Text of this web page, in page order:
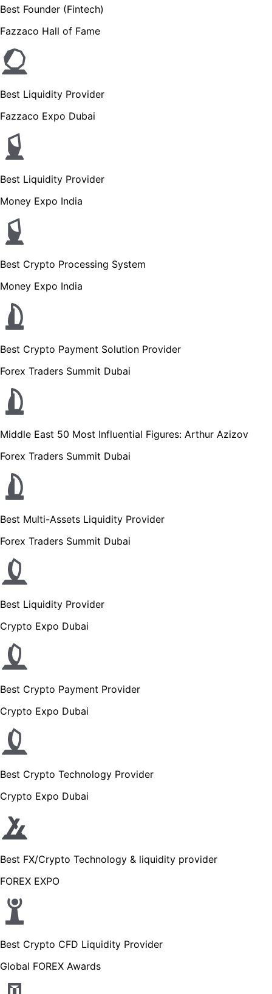
Best Founder (Fintech)
Fazzaco Hall of Fame
Best Liquidity Provider
Fazzaco Expo Dubai
Best Liquidity Provider
Money Expo India
Best Crypto Processing System
Money Expo India
Best Crypto Payment Solution Provider
Forex Traders Summit Dubai
Middle East 50 Most Influential Figures: Arthur Azizov
Forex Traders Summit Dubai
Best Multi-Assets Liquidity Provider
Forex Traders Summit Dubai
Best Liquidity Provider
Crypto Expo Dubai
Best Crypto Payment Provider
Crypto Expo Dubai
Best Crypto Technology Provider
Crypto Expo Dubai
Best FX/Crypto Technology & liquidity provider
FOREX EXPO
Best Crypto CFD Liquidity Provider
Global FOREX Awards